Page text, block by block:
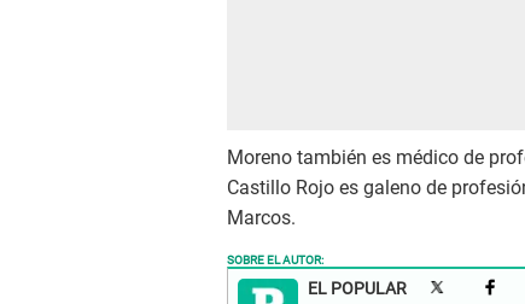
Moreno también es médico de
Castillo Rojo es galeno de
Marcos.
SOBRE EL AUTOR:
EL POPULAR